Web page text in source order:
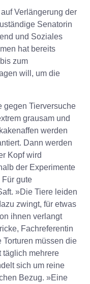
Verlängerung der
Senatorin
und Soziales
hat bereits
zum
will, um die
gegen Tierversuche
grausam und
werden
Dann werden
Kopf wird
der Experimente
Für gute
»Die Tiere leiden
zwingt, für etwas
ihnen verlangt
Fachreferentin
Torturen müssen die
täglich mehrere
sich um reine
Bezug. »Eine